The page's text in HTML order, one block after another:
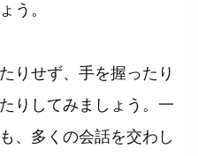
う。
りせず、手を握ったり
りしてみましょう。一
、多くの会話を交わし